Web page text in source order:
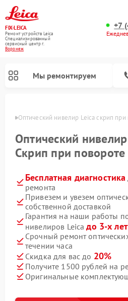
FIX-LEICA
Ремонт устройств Leica
Специализированный
cервисный центр г.
Воронеж
+7
Мы ремонтируем
Оптический нивелир Leica скрип при
Оптический нивелир
Скрип при повороте
Бесплатная диагностика
ремонта
Привезем и увезем
собственной доставкой
Гарантия на наши работы
нивелиров Leicaдо 3-х лет
Срочный ремонт
течении часа
Скидка для вас до 20%
Получите 1500 рублей на
Оригинальные